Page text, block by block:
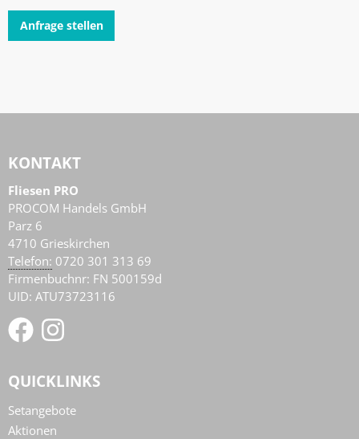
Anfrage stellen
KONTAKT
Fliesen PRO
PROCOM Handels GmbH
Parz 6
4710 Grieskirchen
AT
Telefon: 0720 301 313 69
Firmenbuchnr: FN 500159d
UID: ATU73723116
QUICKLINKS
Setangebote
Aktionen